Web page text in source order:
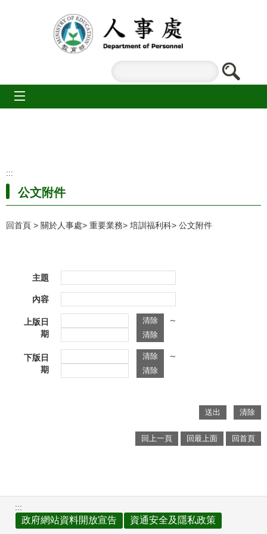
:::
公文附件
回首頁 關於人事處 重要業務 培訓福利科 公文附件
主題
內容
上版日
期
～
下版日
期
～
回上一頁 回最上面 回首頁
:::
政府網站資料開放宣告 資通安全及隱私政策